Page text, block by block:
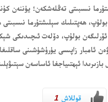
بولۇپ، دۆلەت ئىچىدىكى
ئامبار زاپىسى يۈرۈشۈشىنى
ئېھتىياجغا ئاساسەن
قوللاش 1